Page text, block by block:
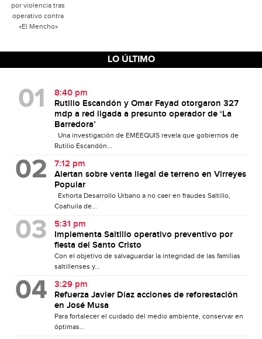
por violencia tras
operativo contra
«El Mencho»
LO ÚLTIMO
8:40 pm
Rutilio Escandón y Omar Fayad otorgaron 327
mdp a red ligada a presunto operador de ‘La
Barredora’
Una investigación de EMEEQUIS revela que gobiernos de
Rutilio Escandón...
7:12 pm
Alertan sobre venta ilegal de terreno en Virreyes
Popular
Exhorta Desarrollo Urbano a no caer en fraudes Saltillo,
Coahuila de...
5:31 pm
Implementa Saltillo operativo preventivo por
fiesta del Santo Cristo
Con el objetivo de salvaguardar la integridad de las familias
saltillenses y...
3:29 pm
Refuerza Javier Díaz acciones de reforestación
en José Musa
Para fortalecer el cuidado del medio ambiente, conservar en
óptimas...